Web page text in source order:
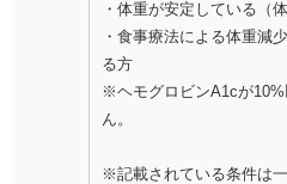
・体重が安定している（
・食事療法による体重減
る方
※ヘモグロビンA1cが
ん。
※記載されている条件は